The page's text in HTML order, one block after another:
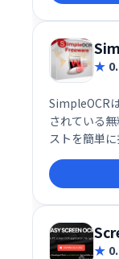
SimpleOCR
されている
ストを簡単
向けにはロ
す。手軽に
ーションに
すめです。